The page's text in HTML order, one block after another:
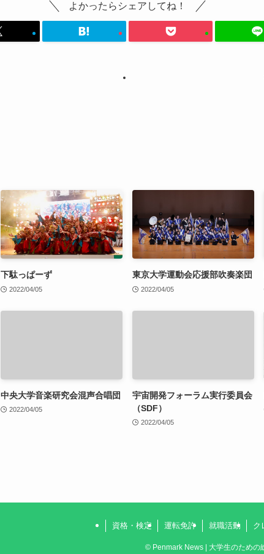
よかったらシェアしてね！
下駄っぱーず
2022/04/05
東京大学運動会応援部吹奏楽団
2022/04/05
中央大学音楽研究会混声合唱団
2022/04/05
宇宙開発フォーラム実行委員会
（SDF）
2022/04/05
資格・検定 運転免許 就職活動 ク
©Penmark News | 大学生のための